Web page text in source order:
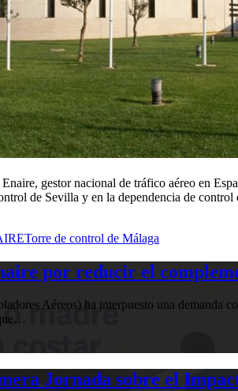
gestor nacional de tráfico aéreo en
de Sevilla y en la dependencia de
Torre de control de Málaga
por reducir el
Aéreos) ha interpuesto una demanda
Jornada sobre el